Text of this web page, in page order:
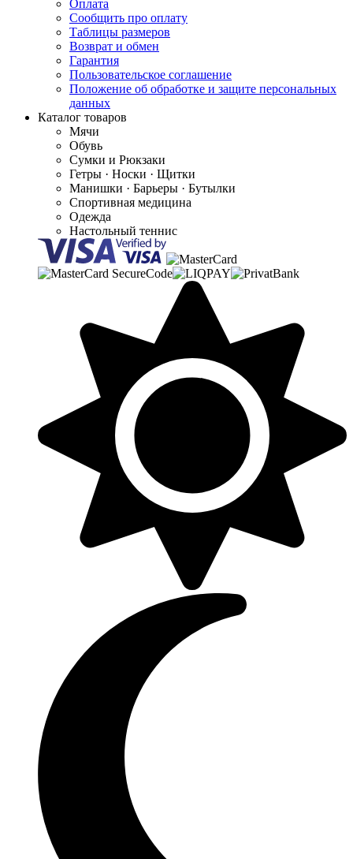
Оплата
Сообщить про оплату
Таблицы размеров
Возврат и обмен
Гарантия
Пользовательское соглашение
Положение об обработке и защите персональных
данных
Каталог товаров
Мячи
Обувь
Сумки и Рюкзаки
Гетры · Носки · Щитки
Манишки · Барьеры · Бутылки
Спортивная медицина
Одежда
Настольный теннис